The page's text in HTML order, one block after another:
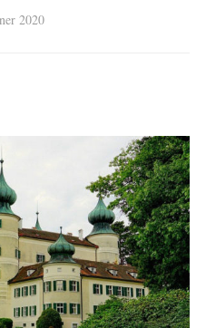
2020